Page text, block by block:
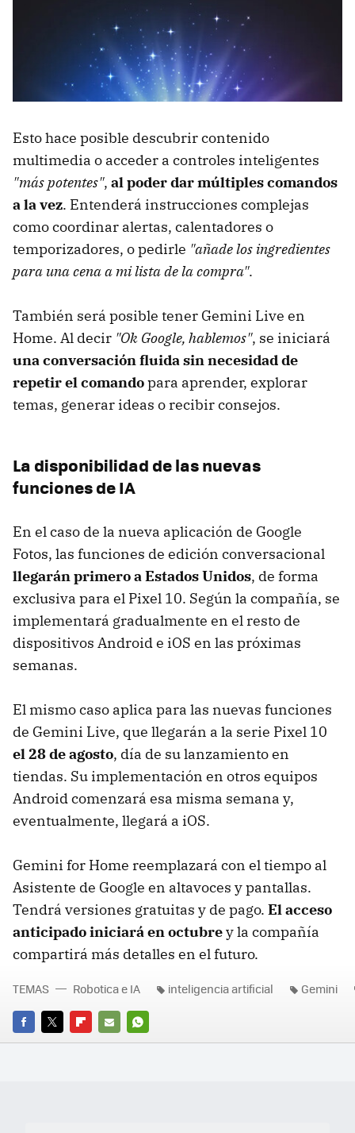
Esto hace posible descubrir contenido
multimedia o acceder a controles inteligentes
"más potentes", al poder dar múltiples comandos
a la vez. Entenderá instrucciones complejas
como coordinar alertas, calentadores o
temporizadores, o pedirle "añade los ingredientes
para una cena a mi lista de la compra".
También será posible tener Gemini Live en
Home. Al decir "Ok Google, hablemos", se iniciará
una conversación fluida sin necesidad de
repetir el comandopara aprender, explorar
temas, generar ideas o recibir consejos.
La disponibilidad de las nuevas
funciones de IA
En el caso de la nueva aplicación de Google
Fotos, las funciones de edición conversacional
llegarán primero a Estados Unidos, de forma
exclusiva para el Pixel 10. Según la compañía, se
implementará gradualmente en el resto de
dispositivos Android e iOS en las próximas
semanas.
El mismo caso aplica para las nuevas funciones
de Gemini Live, que llegarán a la serie Pixel 10
el 28 de agosto, día de su lanzamiento en
tiendas. Su implementación en otros equipos
Android comenzará esa misma semana y,
eventualmente, llegará a iOS.
Gemini for Home reemplazará con el tiempo al
Asistente de Google en altavoces y pantallas.
Tendrá versiones gratuitas y de pago. El acceso
anticipado iniciará en octubrey la compañía
compartirá más detalles en el futuro.
FACEBOOK
TWITTERFLIPBOARD
E-
WHATSAPP
TEMAS Robotica e IA inteligencia artificial Gemini